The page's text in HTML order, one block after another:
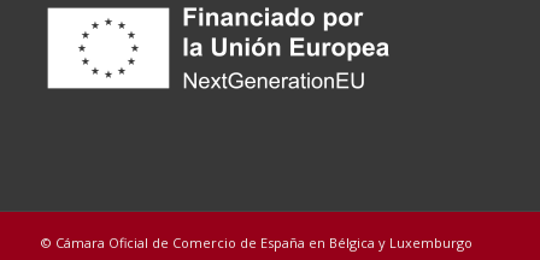
© Cámara Oficial de Comercio de España en Bélgica y Luxemburgo